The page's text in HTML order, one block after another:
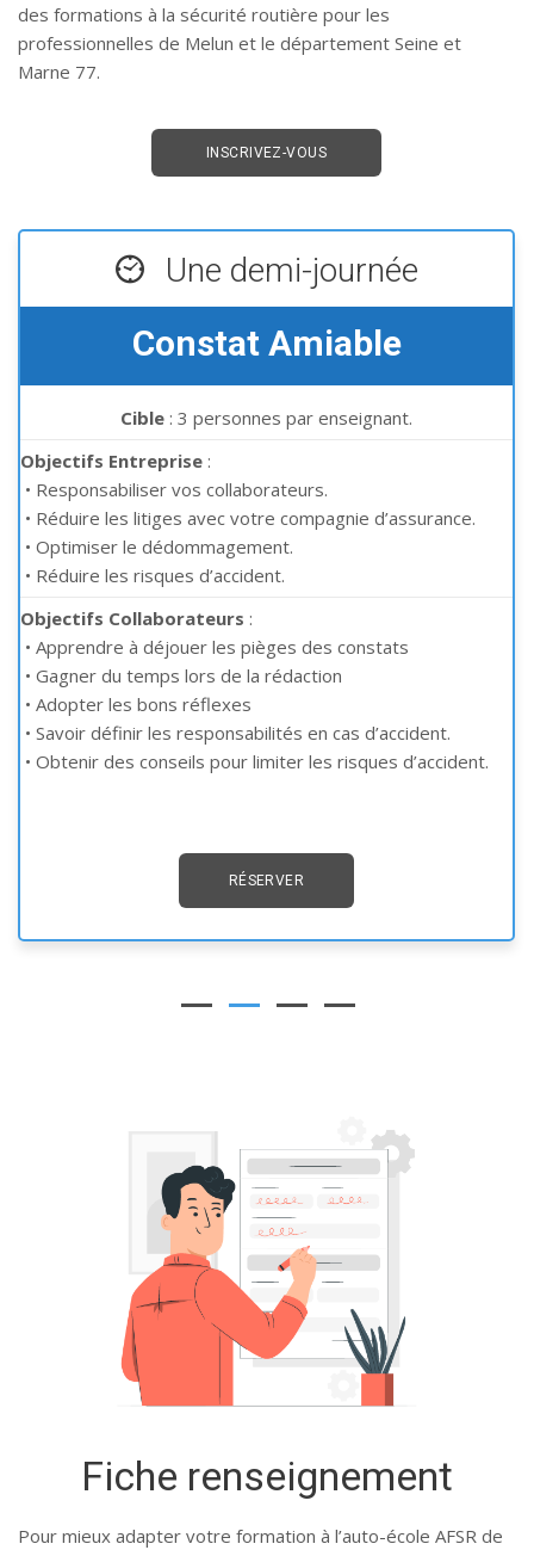
des formations à la sécurité routière pour les
professionnelles de Melun et le département Seine et
Marne 77.
INSCRIVEZ-VOUS
Une demi-journée
Constat Amiable
Cible : 3 personnes par enseignant.
Objectifs Entreprise :
• Responsabiliser vos collaborateurs.
• Réduire les litiges avec votre compagnie d’assurance.
• Optimiser le dédommagement.
• Réduire les risques d’accident.
Objectifs Collaborateurs :
• Apprendre à déjouer les pièges des constats
• Gagner du temps lors de la rédaction
• Adopter les bons réflexes
• Savoir définir les responsabilités en cas d’accident.
• Obtenir des conseils pour limiter les risques d’accident.
RÉSERVER
Fiche renseignement
Pour mieux adapter votre formation à l’auto-école AFSR de